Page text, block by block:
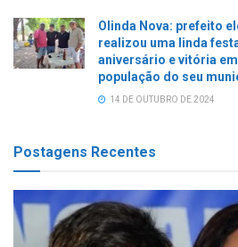
Olinda Nova: prefeito
realizou uma linda
aniversário e vitória
população do seu
14 DE OUTUBRO DE 2024
Postagens Recentes